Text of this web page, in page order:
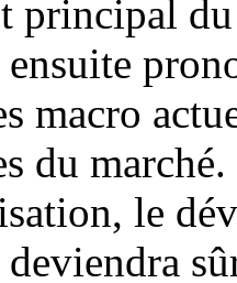
principal
macro
du
le